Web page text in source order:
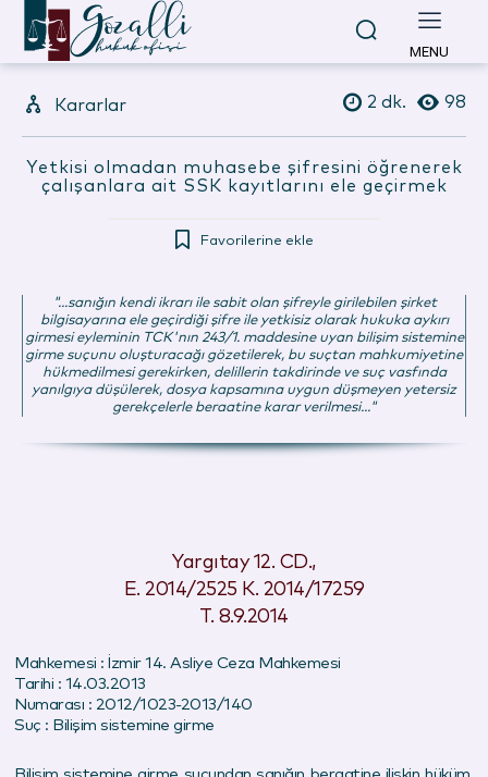
MENU
Kararlar 98
2 dk.
Yetkisi olmadan muhasebe şifresini öğrenerek
çalışanlara ait SSK kayıtlarını ele geçirmek
Favorilerine ekle
"...sanığın kendi ikrarı ile sabit olan şifreyle girilebilen şirket
bilgisayarına ele geçirdiği şifre ile yetkisiz olarak hukuka aykırı
girmesi eyleminin TCK'nın 243/1. maddesine uyan bilişim sistemine
girme suçunu oluşturacağı gözetilerek, bu suçtan mahkumiyetine
hükmedilmesi gerekirken, delillerin takdirinde ve suç vasfında
yanılgıya düşülerek, dosya kapsamına uygun düşmeyen yetersiz
gerekçelerle beraatine karar verilmesi..."
Yargıtay 12. CD.,
E. 2014/2525 K. 2014/17259
T. 8.9.2014
Mahkemesi : İzmir 14. Asliye Ceza Mahkemesi
Tarihi : 14.03.2013
Numarası : 2012/1023-2013/140
Suç : Bilişim sistemine girme